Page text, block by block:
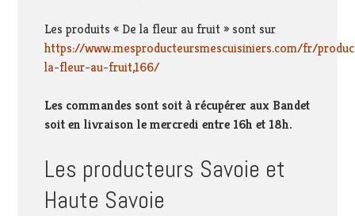
Les produits « De la fleur au fruit » sont sur
https://www.mesproducteursmescuisiniers.com/fr/
la-fleur-au-fruit,166/
Les commandes sont soit à récupérer aux Bandet
soit en livraison le mercredi entre 16h et 18h.
Les producteurs Savoie et
Haute Savoie